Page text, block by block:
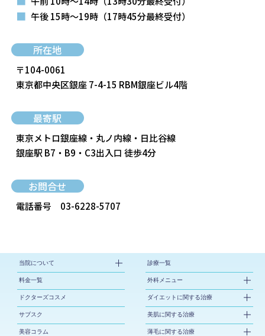
■ 午後 15時～19時 （17時45分最終受付）
所在地
〒104-0061
東京都中央区銀座 7-4-15 RBM銀座ビル4階
最寄駅
東京メトロ銀座線・丸ノ内線・日比谷線
銀座駅 B7・B9・C3出入口 徒歩4分
お問合せ
電話番号 03-6228-5707
当院について
料金一覧
ドクターズコスメ
サブスク
美容コラム
診療一覧
外科メニュー
ダイエットに関する治療
美肌に関する治療
薄毛に関する治療